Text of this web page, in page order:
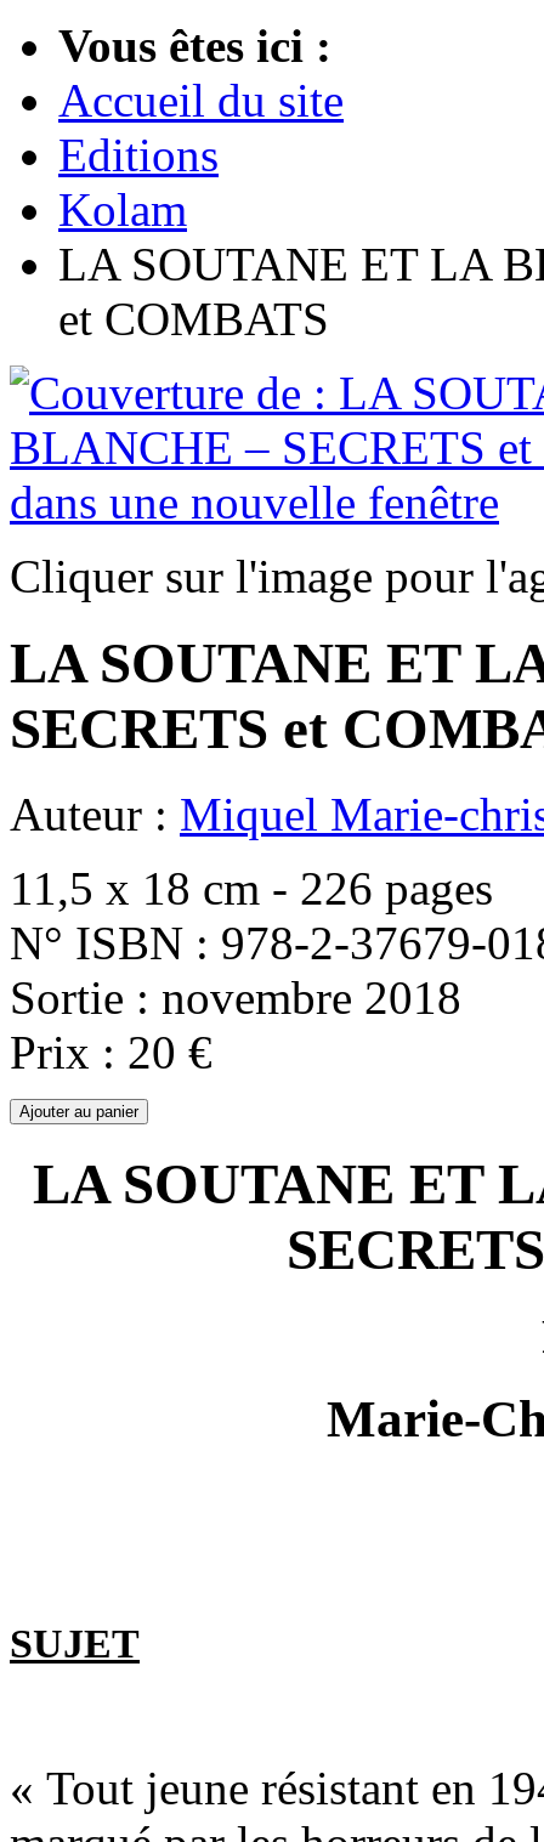
Vous êtes ici :
Accueil du site
Editions
Kolam
LA SOUTANE ET LA
et COMBATS
Cliquer sur l'image pour
LA SOUTANE ET
SECRETS et
Auteur : Miquel Marie-
11,5 x 18 cm - 226 pages
N° ISBN : 978-2-37679-
Sortie : novembre 2018
Prix : 20 €
LA SOUTANE ET
Marie-
SUJET
« Tout jeune résistant en